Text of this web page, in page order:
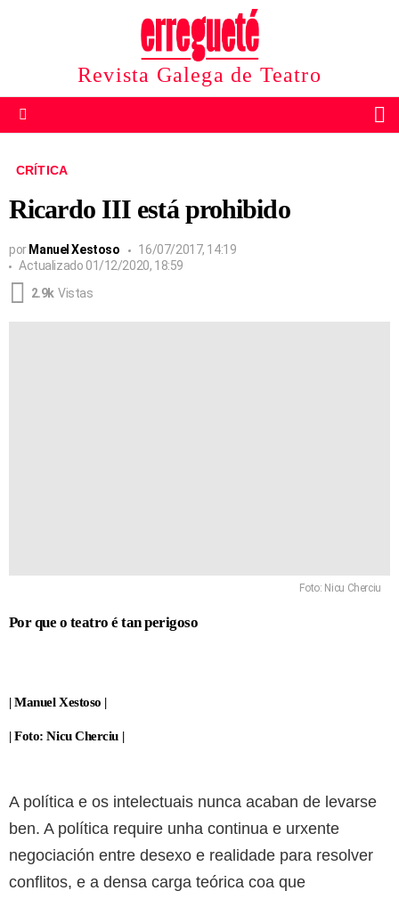
Revista Galega de Teatro
CRÍTICA
Ricardo III está prohibido
por Manuel Xestoso
16/07/2017, 14:19
Actualizado 01/12/2020, 18:59
2.9k Vistas
Foto: Nicu Cherciu
Por que o teatro é tan perigoso
| Manuel Xestoso |
| Foto: Nicu Cherciu |
A política e os intelectuais nunca acaban de levarse
ben. A política require unha continua e urxente
negociación entre desexo e realidade para resolver
conflitos, e a densa carga teórica coa que